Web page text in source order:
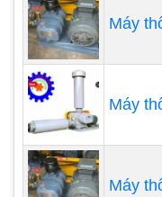
Máy chạy êm
giảm thiểu
5DB
Tiêu thụ điện
Đáp ứng các
lý kỹ thuật
Cải thiện
Máy
Máy
Máy